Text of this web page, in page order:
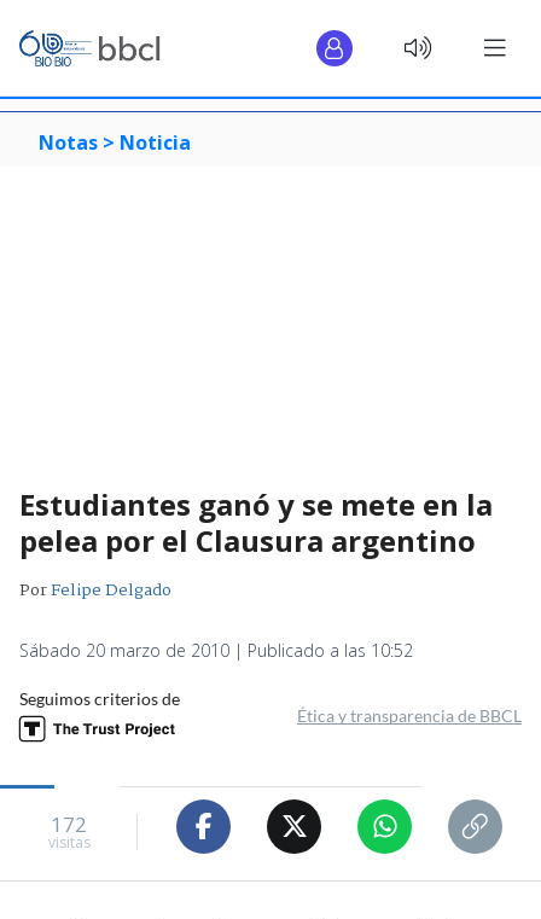
Notas > Noticia
Estudiantes ganó y se mete en la
pelea por el Clausura argentino
PorFelipe Delgado
Sábado 20 marzo de 2010 | Publicado a las 10:52
Seguimos criterios de
Ética y transparencia de BBCL
172
visitas